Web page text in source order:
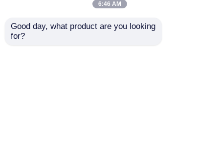
6:46 AM
Good day, what product are you looking
for?